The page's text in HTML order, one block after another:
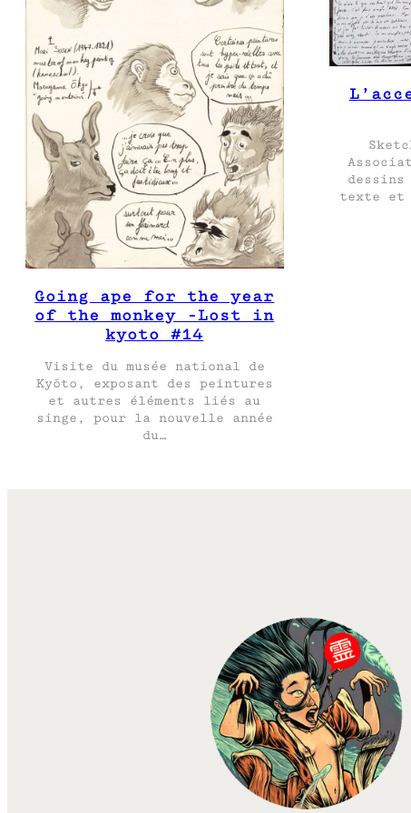
Going ape for the year
of the monkey -Lost in
kyoto #14
Visite du musée national de
Kyōto, exposant des peintures
et autres éléments liés au
singe, pour la nouvelle année
du…
texte et